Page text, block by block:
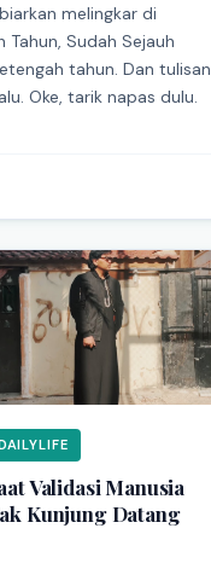
melingkar di
Tahun, Sudah Sejauh
tahun. Dan tulisan
Oke, tarik napas dulu.
Validasi Manusia
Kunjung Datang